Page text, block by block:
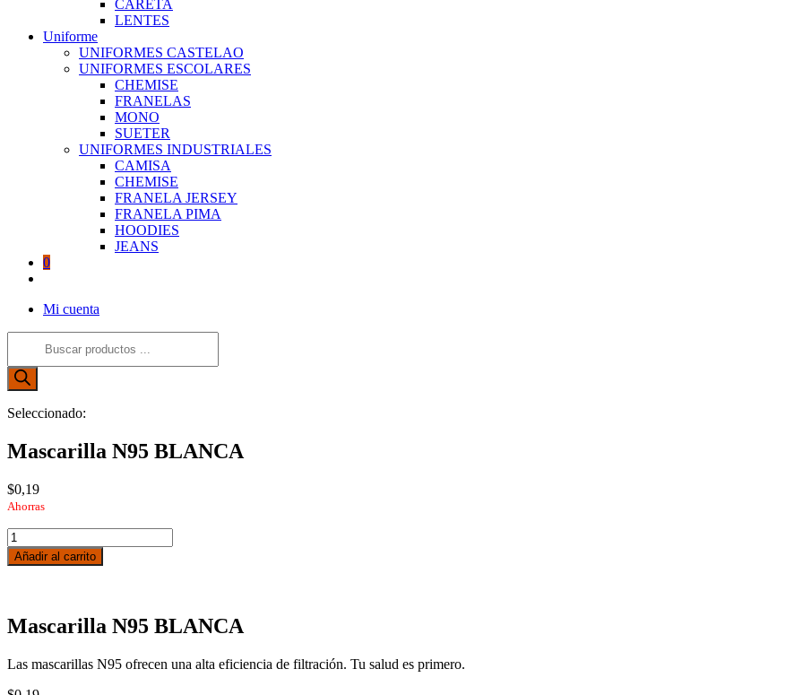
CARETA
LENTES
Uniforme
UNIFORMES CASTELAO
UNIFORMES ESCOLARES
CHEMISE
FRANELAS
MONO
SUETER
UNIFORMES INDUSTRIALES
CAMISA
CHEMISE
FRANELA JERSEY
FRANELA PIMA
HOODIES
JEANS
0
de
web
Mi cuenta
productos
Seleccionado:
Mascarilla N95 BLANCA
$0,19
Ahorras
Mascarilla
N95
BLANCA
Añadir al carrito
Mascarilla N95 BLANCA
Las mascarillas N95 ofrecen una alta eficiencia de filtración. Tu salud es primero.